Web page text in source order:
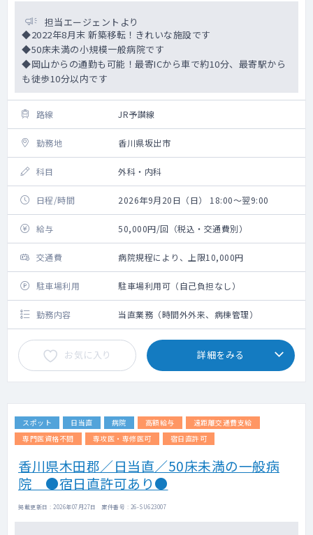
担当エージェントより
◆2022年8月末 新築移転！きれいな施設です
◆50床未満の小規模一般病院です
◆岡山からの通勤も可能！最寄ICから車で約10分、最寄駅から
も徒歩10分以内です
路線 JR予讃線
勤務地 香川県坂出市
科目 外科・内科
日程/時間 2026年9月20日（日） 18:00～翌9:00
給与 50,000円/回（税込・交通費別）
交通費 病院規程により、上限10,000円
駐車場利用 駐車場利用可（自己負担なし）
勤務内容 当直業務（時間外外来、病棟管理）
お気に入り 詳細をみる
スポット 日当直 病院 高額給与
遠距離交通費支給
専門医資格不問
専攻医・専修医可 宿日直許可
香川県木田郡／日当直／50床未満の一般病
院 ●宿日直許可あり●
掲載更新日 : 2026年07月27日 案件番号 : 26-SU623007